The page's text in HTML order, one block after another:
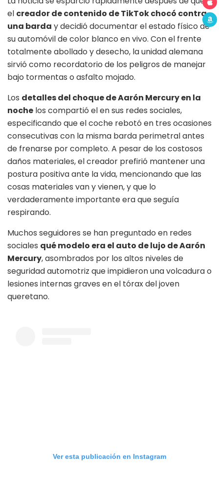
el creador de contenido de TikTok chocó contra
una barda y decidió documentar el estado físico de
su automóvil de color blanco en vivo. Con el frente
totalmente abollado y desecho, la unidad alemana
sirvió como recordatorio de los peligros de manejar
bajo tormentas o asfalto mojado.
Los detalles del choque de Aarón Mercury en la
noche los compartió el en sus redes sociales,
especificando que el coche rebotó en tres ocasiones
consecutivas con la misma barda perimetral antes
de frenarse por completo. A pesar de los costosos
daños materiales, el creador prefirió mantener una
postura positiva ante la vida, mencionando que las
cosas materiales van y vienen, y que lo
verdaderamente importante era que seguía
respirando.
Muchos seguidores se han preguntado en redes
sociales qué modelo era el auto de lujo de Aarón
Mercury, asombrados por los altos niveles de
seguridad automotriz que impidieron una volcadura o
lesiones internas graves en el tórax del joven
queretano.
Ver esta publicación en Instagram